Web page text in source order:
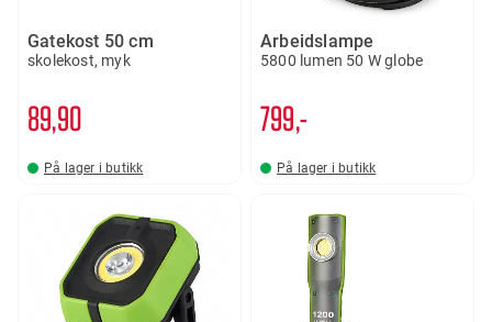
Gatekost 50 cm
skolekost, myk
89 90
På lager i butikk
Arbeidslampe
5800 lumen 50 W globe
799,-
På lager i butikk